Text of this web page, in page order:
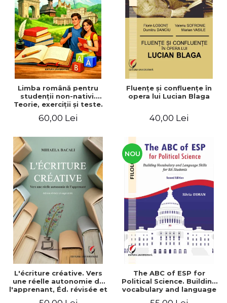
ADMINISTRATIVE
ȘTIINȚE ECONOMICE
ȘTIINȚE EXACTE
EDUCAȚIE FIZICĂ ȘI SPORT
PREUNIVERSITARIA
TIMP LIBER
ÎN CURS DE APARIȚIE
NOUTĂȚI
PACHETE DE STUDIU
ULTIMELE EXEMPLARE
Cum Cumpăr
Livrare
Politica de Retur
Formular de Retur
Distribuitori
Limba română pentru
studenţii non-nativi.
Teorie, exerciţii şi teste.
60,00 Lei
Fluenţe şi confluenţe în
opera lui Lucian Blaga
40,00 Lei
L'écriture créative. Vers
une réelle autonomie de
l'apprenant, Éd. révisée et
NOU
The ABC of ESP for
Political Science. Building
vocabulary and language